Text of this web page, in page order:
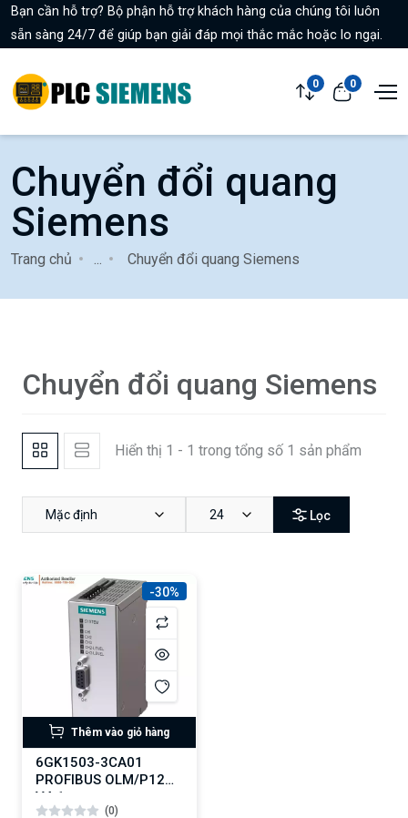
Bạn cần hỗ trợ? Bộ phận hỗ trợ khách hàng của chúng tôi luôn
sẵn sàng 24/7 để giúp bạn giải đáp mọi thắc mắc hoặc lo ngại.
0 0
Chuyển đổi quang
Siemens
Trang chủ Chuyển đổi quang Siemens
Chuyển đổi quang Siemens
Hiển thị 1 - 1 trong tổng số 1 sản phẩm
Mặc định 24 Lọc
-30%
Thêm vào giỏ hàng
6GK1503-3CA01
PROFIBUS OLM/P12
V4.1
(0)